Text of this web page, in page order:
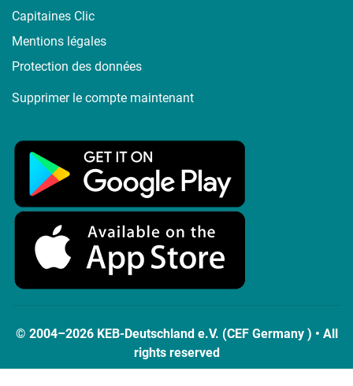
Capitaines Clic
Mentions légales
Protection des données
Supprimer le compte maintenant
© 2004–2026 KEB-Deutschland e.V. (CEF Germany ) • All
rights reserved